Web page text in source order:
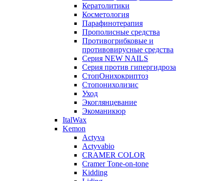
Кератолитики
Косметология
Парафинотерапия
Прополисные средства
Противогрибковые и
противовирусные средства
Серия NEW NAILS
Серия против гипергидроза
СтопОнихокриптоз
Стопонихолизис
Уход
Экоглянцевание
Экоманикюр
ItalWax
Kemon
Actyva
Actyvabio
CRAMER COLOR
Cramer Tone-on-tone
Kidding